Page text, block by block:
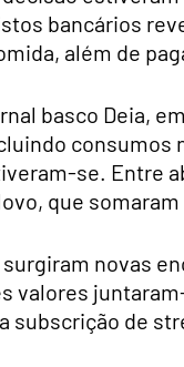
bancários
além de
basco Deia,
consumos
se. Entre
que somaram
novas
valores
subscrição de